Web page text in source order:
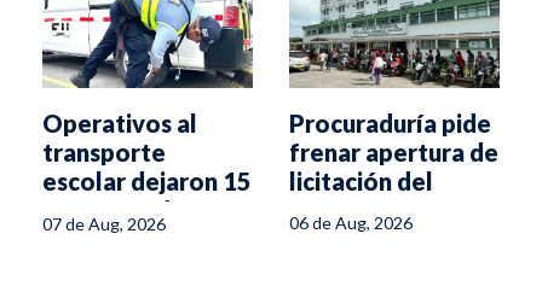
Operativos al
transporte
escolar dejaron 15
comparendos en
Ibagué
07 de Aug, 2026
Procuraduría pide
frenar apertura de
licitación del
del Líbano
06 de Aug, 2026